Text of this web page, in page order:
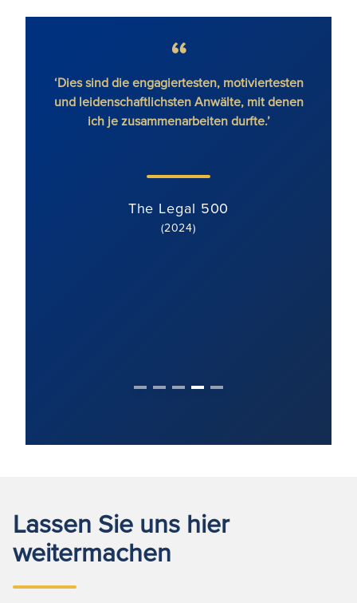
‘Dies sind die engagiertesten, motiviertesten
und leidenschaftlichsten Anwälte, mit denen
ich je zusammenarbeiten durfte.’
The Legal 500
(2024)
Lassen Sie uns hier
weitermachen